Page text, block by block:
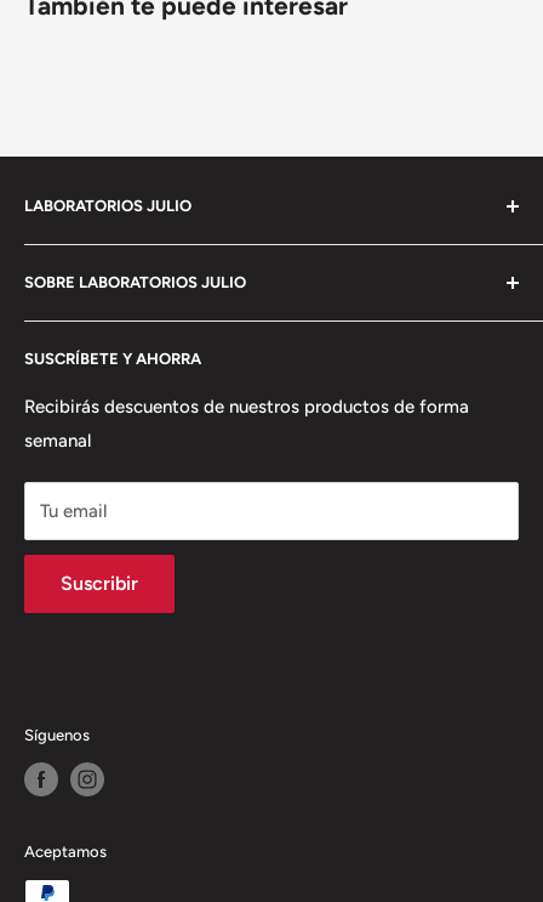
LABORATORIOS JULIO
experiencia en
el mercado de imágenes y con la mas moderna
estructura como comercializadora de
SOBRE LABORATORIOS JULIO
Política de privacidad
Términos del Servicio
Política de envío
Política de Reembolso
SUSCRÍBETE Y AHORRA
Recibirás descuentos de nuestros productos de forma
semanal
Tu email
Suscribir
Síguenos
Aceptamos